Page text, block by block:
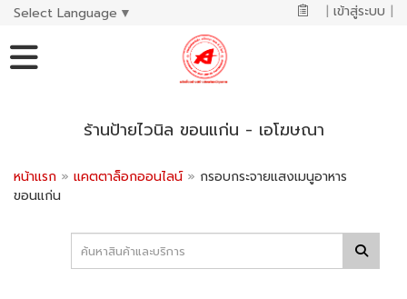
Select Language ▼ | เข้าสู่ระบบ |
ร้านป้ายไวนิล ขอนแก่น - เอโฆษณา
หน้าแรก » แคตตาล็อกออนไลน์ » กรอบกระจายแสงเมนูอาหาร
ขอนแก่น